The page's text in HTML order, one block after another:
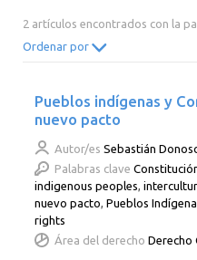
2 artículos encontrados con la
Ordenar por
Pueblos indígenas y
nuevo pacto
Autor/es Sebastián
Palabras clave
indigenous peoples,
nuevo pacto,Pueblos
rights
Área del derecho Derecho